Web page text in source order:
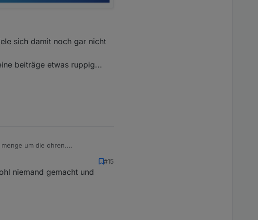
sich damit noch gar nicht
beiträge etwas ruppig...
um die ohren.
angesprochen.
#15
niemand gemacht und